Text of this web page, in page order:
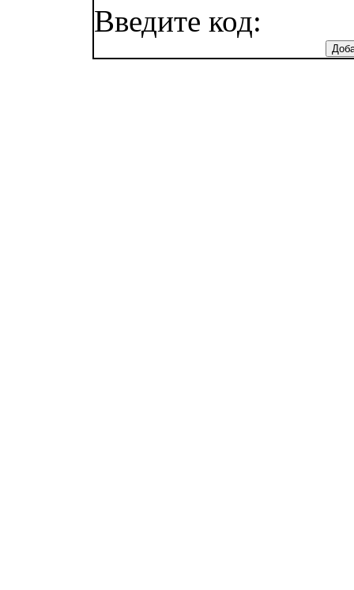
Введите код: